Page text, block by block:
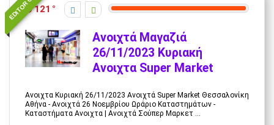
121
Ανοιχτά Μαγαζιά
26/11/2023 Κυριακή
Ανοιχτα Super Market
Ανοιχτα Κυριακή 26/11/2023 Ανοιχτά Super Market Θεσσαλονίκη
Αθήνα - Ανοιχτά 26 Νοεμβρίου Ωράριο Καταστημάτων -
Καταστήματα Ανοιχτα | Ανοιχτά Σούπερ Μαρκετ ...